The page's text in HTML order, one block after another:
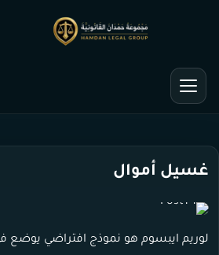
غسيل أموال
لوريم ايبسوم هو نموذج افتراضي يوضع